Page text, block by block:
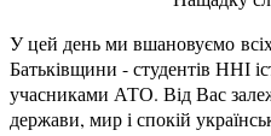
У цей день ми вшановуємо
Батьківщини - студентів ННІ
учасниками АТО. Від Вас
держави, мир і спокій